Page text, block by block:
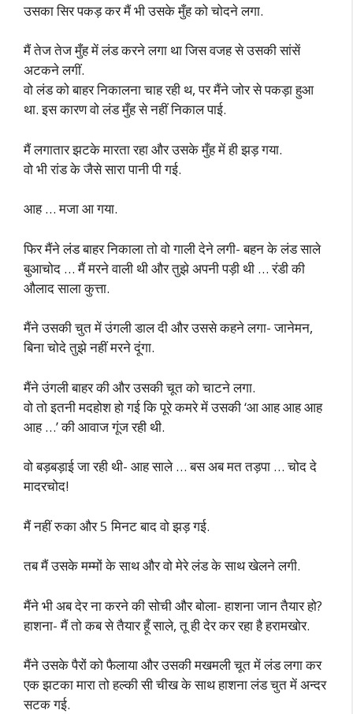
उसका सिर पकड़ कर मैं भी उसके मुँह को चोदने लगा.
मैं तेज तेज मुँह में लंड करने लगा था जिस वजह से उसकी सांसें
अटकने लगीं.
वो लंड को बाहर निकालना चाह रही थ, पर मैंने जोर से पकड़ा हुआ
था. इस कारण वो लंड मुँह से नहीं निकाल पाई.
मैं लगातार झटके मारता रहा और उसके मुँह में ही झड़ गया.
वो भी रांड के जैसे सारा पानी पी गई.
आह … मजा आ गया.
फिर मैंने लंड बाहर निकाला तो वो गाली देने लगी- बहन के लंड साले
बुआचोद … मैं मरने वाली थी और तुझे अपनी पड़ी थी … रंडी की
औलाद साला कुत्ता.
मैंने उसकी चुत में उंगली डाल दी और उससे कहने लगा- जानेमन,
बिना चोदे तुझे नहीं मरने दूंगा.
मैंने उंगली बाहर की और उसकी चूत को चाटने लगा.
वो तो इतनी मदहोश हो गई कि पूरे कमरे में उसकी ‘आ आह आह आह
आह …’ की आवाज गूंज रही थी.
वो बड़बड़ाई जा रही थी- आह साले … बस अब मत तड़पा … चोद दे
मादरचोद!
मैं नहीं रुका और 5 मिनट बाद वो झड़ गई.
तब मैं उसके मम्मों के साथ और वो मेरे लंड के साथ खेलने लगी.
मैंने भी अब देर ना करने की सोची और बोला- हाशना जान तैयार हो?
हाशना- मैं तो कब से तैयार हूँ साले, तू ही देर कर रहा है हरामखोर.
मैंने उसके पैरों को फैलाया और उसकी मखमली चूत में लंड लगा कर
एक झटका मारा तो हल्की सी चीख के साथ हाशना लंड चुत में अन्दर
सटक गई.